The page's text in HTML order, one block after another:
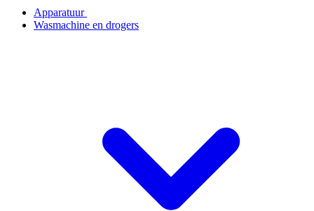
Apparatuur
Wasmachine en drogers